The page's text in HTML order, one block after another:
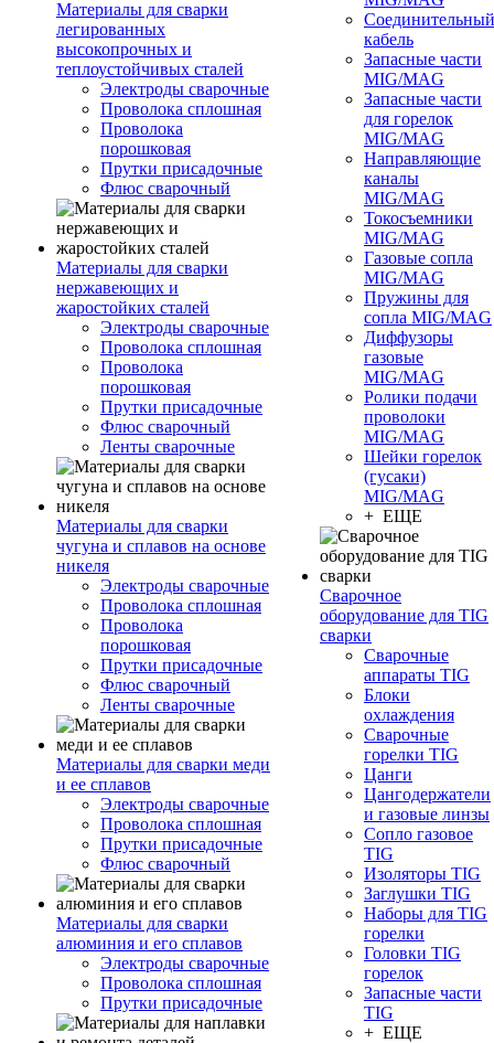
Материалы для сварки
легированных
высокопрочных и
теплоустойчивых сталей
Электроды сварочные
Проволока сплошная
Проволока
порошковая
Прутки присадочные
Флюс сварочный
Материалы для сварки
нержавеющих и
жаростойких сталей
Электроды сварочные
Проволока сплошная
Проволока
порошковая
Прутки присадочные
Флюс сварочный
Ленты сварочные
Материалы для сварки
чугуна и сплавов на основе
никеля
Электроды сварочные
Проволока сплошная
Проволока
порошковая
Прутки присадочные
Флюс сварочный
Ленты сварочные
Материалы для сварки меди
и ее сплавов
Электроды сварочные
Проволока сплошная
Прутки присадочные
Флюс сварочный
Материалы для сварки
алюминия и его сплавов
Электроды сварочные
Проволока сплошная
Прутки присадочные
Соединительный
кабель
Запасные части
MIG/MAG
Запасные части
для горелок
MIG/MAG
Направляющие
каналы
MIG/MAG
Токосъемники
MIG/MAG
Газовые сопла
MIG/MAG
Пружины для
сопла MIG/MAG
Диффузоры
газовые
MIG/MAG
Ролики подачи
проволоки
MIG/MAG
Шейки горелок
(гусаки)
MIG/MAG
+ ЕЩЕ
Сварочное
оборудование для TIG
сварки
Сварочные
аппараты TIG
Блоки
охлаждения
Сварочные
горелки TIG
Цанги
Цангодержатели
и газовые линзы
Сопло газовое
TIG
Изоляторы TIG
Заглушки TIG
Наборы для TIG
горелки
Головки TIG
горелок
Запасные части
TIG
+ ЕЩЕ